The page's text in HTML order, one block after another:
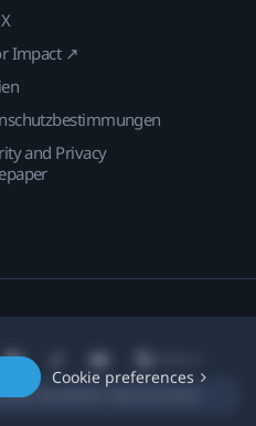
die neuesten Nachrichten
Cookie preferences
Impact ↗
and Privacy